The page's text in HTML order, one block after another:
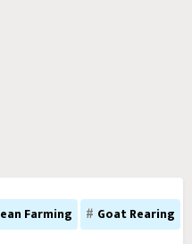
Farming
Goat Rearing